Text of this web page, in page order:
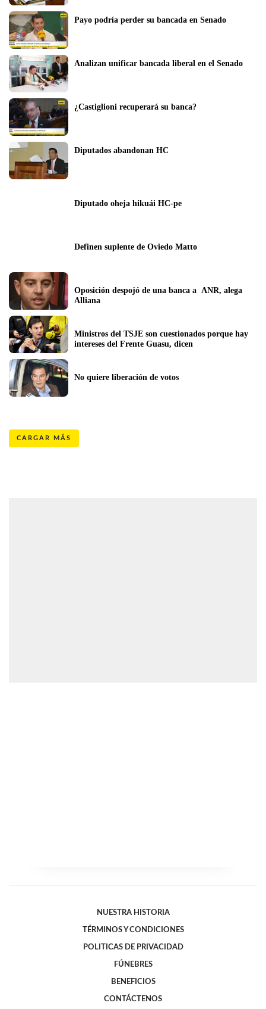
Payo podría perder su bancada en Senado
Analizan unificar bancada liberal en el Senado
¿Castiglioni recuperará su banca?
Diputados abandonan HC
Diputado oheja hikuái HC-pe
Definen suplente de Oviedo Matto
Oposición despojó de una banca a  ANR, alega
Alliana
Ministros del TSJE son cuestionados porque hay
intereses del Frente Guasu, dicen
No quiere liberación de votos
CARGAR MÁS
NUESTRA HISTORIA
TÉRMINOS Y CONDICIONES
POLITICAS DE PRIVACIDAD
FÚNEBRES
BENEFICIOS
CONTÁCTENOS